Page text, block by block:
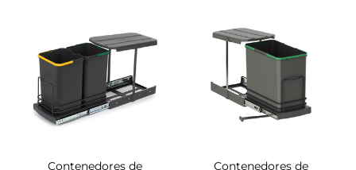
Contenedores de
Contenedores de